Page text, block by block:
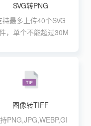
SVG转PNG
持最多上传40个SVG
，单个不能超过30M
图像转TIFF
PNG,JPG,WEBP,GI